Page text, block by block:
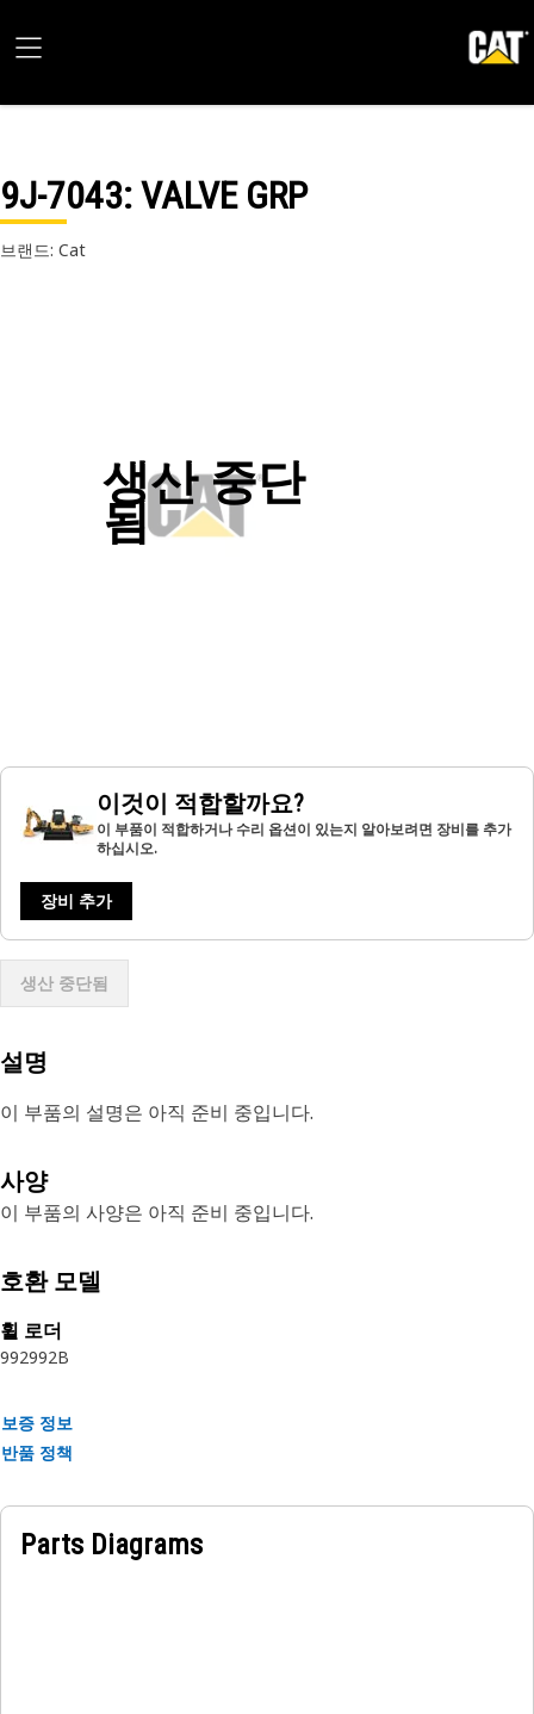
9J-7043: VALVE GRP
브랜드: Cat
생산 중단
됨
이것이 적합할까요?
이 부품이 적합하거나 수리 옵션이 있는지 알아보려면 장비를 추가
하십시오.
장비 추가
생산 중단됨
설명
이 부품의 설명은 아직 준비 중입니다.
사양
이 부품의 사양은 아직 준비 중입니다.
호환 모델
휠 로더
992992B
보증 정보
반품 정책
Parts Diagrams